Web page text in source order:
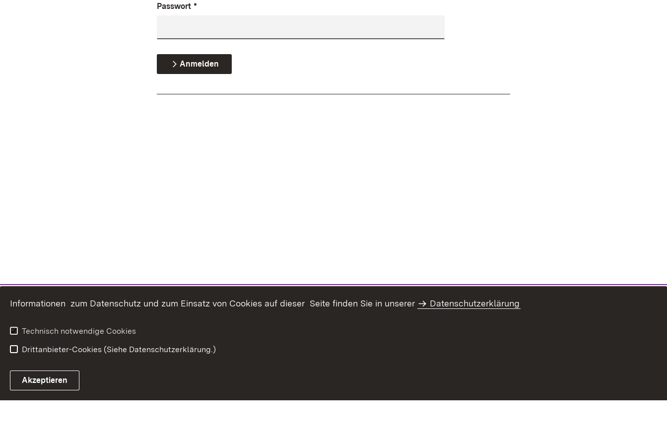
Passwort *
Anmelden
Informationen zum Datenschutz und zum Einsatz von Cookies auf dieser Seite finden Sie in unserer Datenschutzerklärung
Technisch notwendige Cookies
Drittanbieter-Cookies (Siehe Datenschutzerklärung.)
Akzeptieren